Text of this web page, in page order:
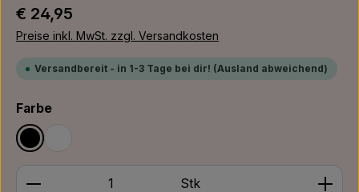
Regulärer Preis:
€ 24,95
Preise inkl. MwSt. zzgl. Versandkosten
Versandbereit - in 1-3 Tage bei dir! (Ausland abweichend)
Farbeauswählen
Schwarz
Produkt Anzahl: Gib den gewünschten Wert ein
Stk